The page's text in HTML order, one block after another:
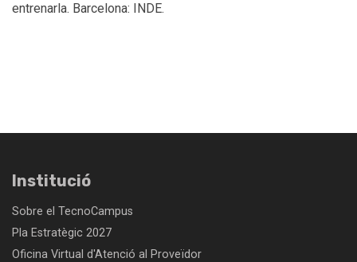
entrenarla. Barcelona: INDE.
Institució
Sobre el TecnoCampus
Pla Estratègic 2027
Oficina Virtual d'Atenció al Proveïdor